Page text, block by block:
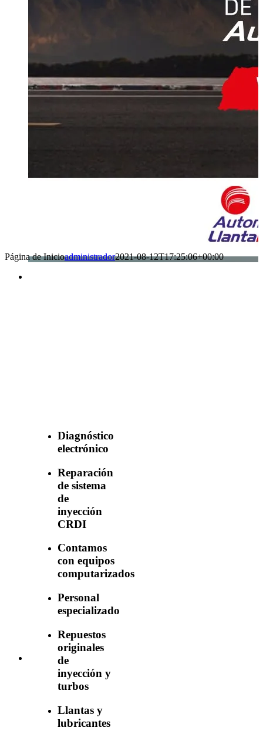
Página de Inicioadministrador2021-08-12T17:25:06+00:00
Diagnóstico
electrónico
Reparación
de sistema
de
inyección
CRDI
Contamos
con equipos
computarizados
Personal
especializado
Repuestos
originales
de
inyección y
turbos
Llantas y
lubricantes